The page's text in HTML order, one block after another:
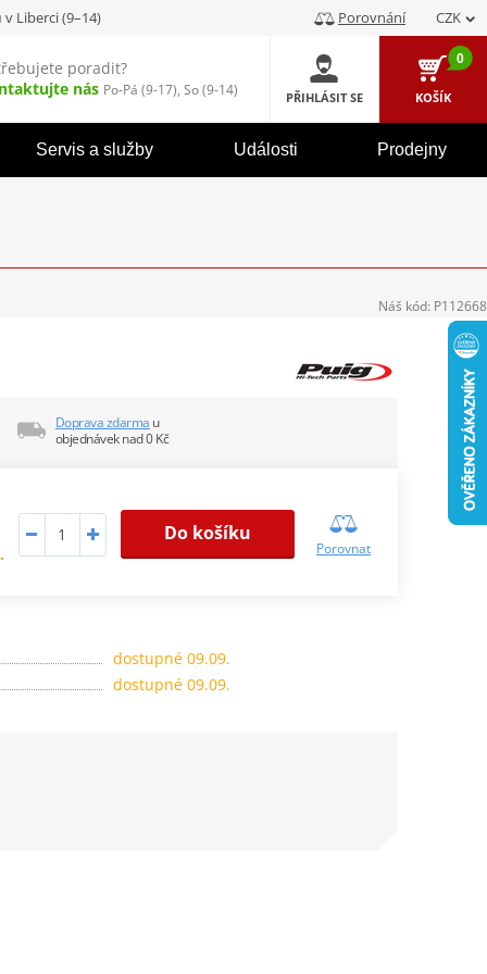
v Liberci (9–14) Porovnání CZK
poradit?
nás Po-Pá (9-17), So (9-14) PŘIHLÁSIT SE
0
KOŠÍK
Servis a služby Události Prodejny
Doprava zdarma u
objednávek nad 0 Kč
Do košíku
Porovnat
dostupné 09.09.
dostupné 09.09.
Náš kód: P112668